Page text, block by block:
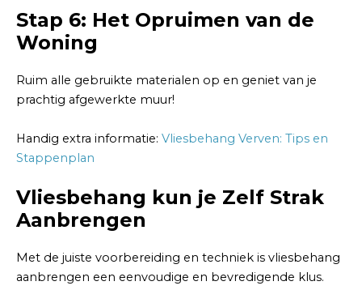
Stap 6: Het Opruimen van de
Woning
Ruim alle gebruikte materialen op en geniet van je
prachtig afgewerkte muur!
Handig extra informatie: Vliesbehang Verven: Tips en
Stappenplan
Vliesbehang kun je Zelf Strak
Aanbrengen
Met de juiste voorbereiding en techniek is vliesbehang
aanbrengen een eenvoudige en bevredigende klus.